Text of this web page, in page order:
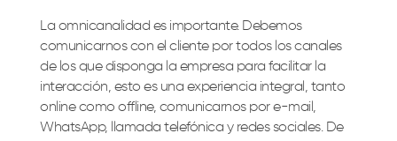
La omnicanalidad es importante. Debemos
comunicarnos con el cliente por todos los canales
de los que disponga la empresa para facilitar la
interacción, esto es una experiencia integral, tanto
online como offline, comunicarnos por e-mail,
WhatsApp, llamada telefónica y redes sociales. De